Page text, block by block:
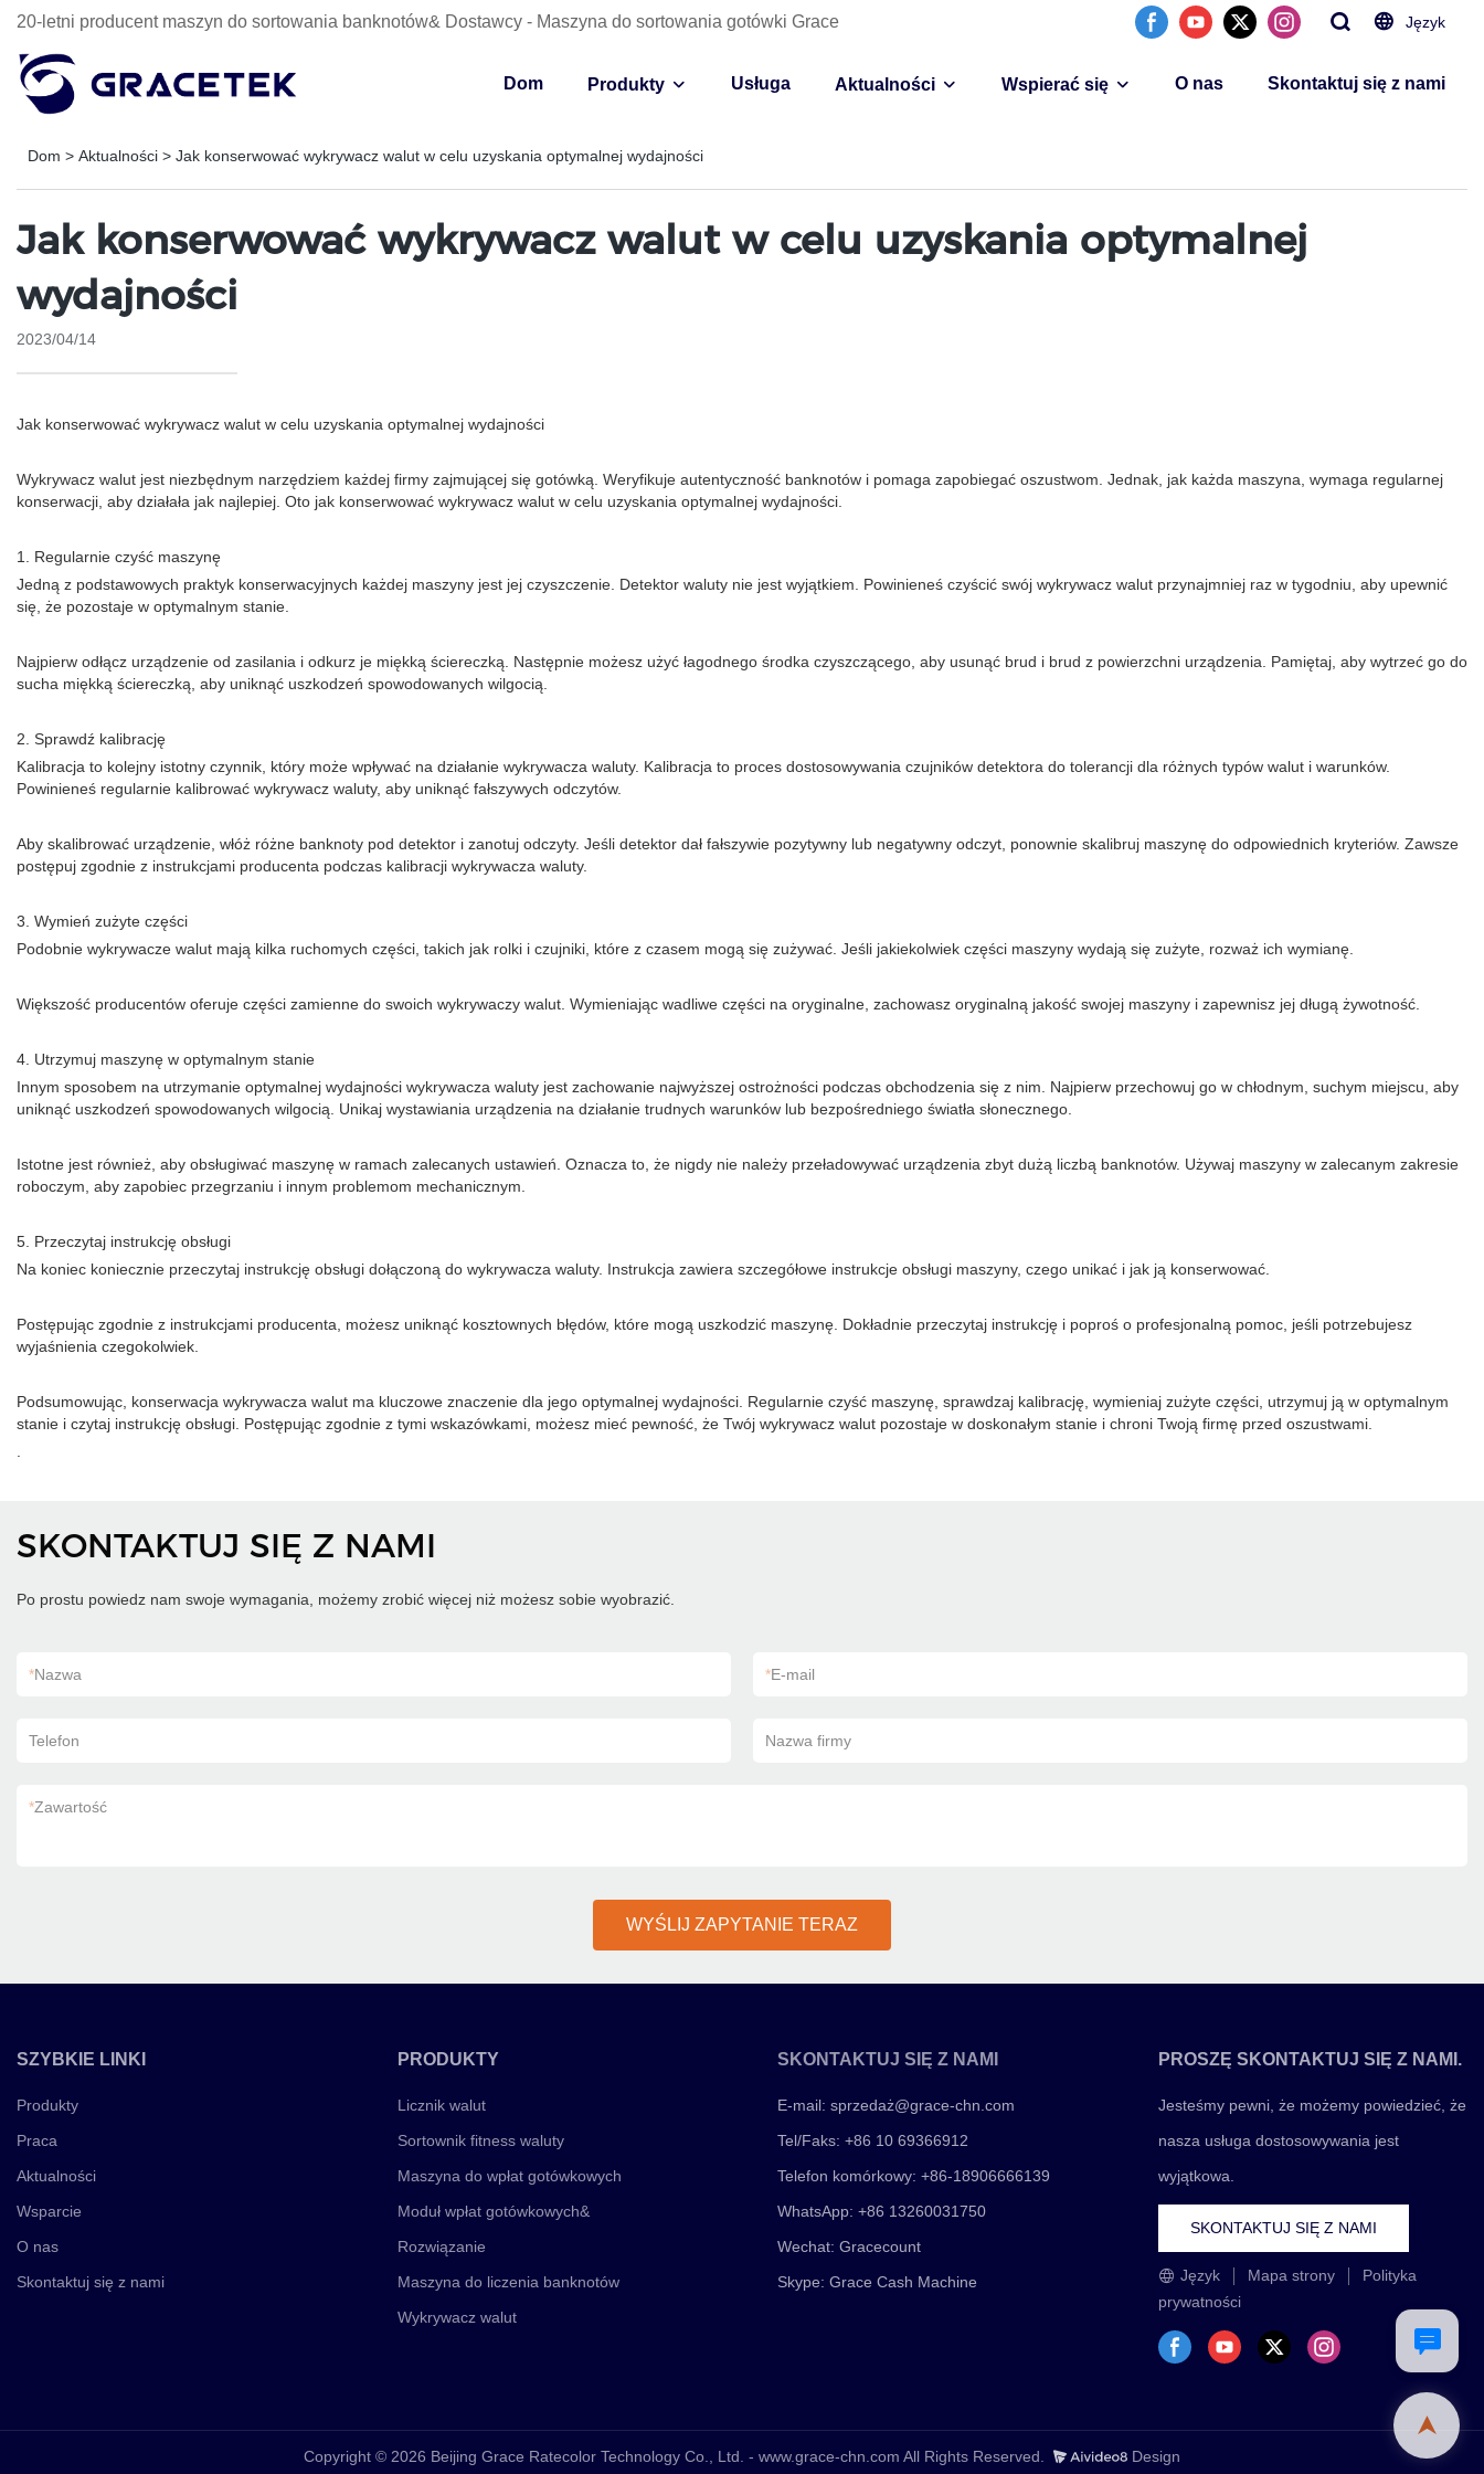
20-letni producent maszyn do sortowania banknotów& Dostawcy - Maszyna do sortowania gotówki Grace Język
Dom Produkty Usługa Aktualności Wspierać się O nas Skontaktuj się z nami
Dom > Aktualności > Jak konserwować wykrywacz walut w celu uzyskania optymalnej wydajności
Jak konserwować wykrywacz walut w celu uzyskania optymalnej
wydajności
2023/04/14
Jak konserwować wykrywacz walut w celu uzyskania optymalnej wydajności
Wykrywacz walut jest niezbędnym narzędziem każdej firmy zajmującej się gotówką. Weryfikuje autentyczność banknotów i pomaga zapobiegać oszustwom. Jednak, jak każda maszyna, wymaga regularnej
konserwacji, aby działała jak najlepiej. Oto jak konserwować wykrywacz walut w celu uzyskania optymalnej wydajności.
1. Regularnie czyść maszynę
Jedną z podstawowych praktyk konserwacyjnych każdej maszyny jest jej czyszczenie. Detektor waluty nie jest wyjątkiem. Powinieneś czyścić swój wykrywacz walut przynajmniej raz w tygodniu, aby upewnić
się, że pozostaje w optymalnym stanie.
Najpierw odłącz urządzenie od zasilania i odkurz je miękką ściereczką. Następnie możesz użyć łagodnego środka czyszczącego, aby usunąć brud i brud z powierzchni urządzenia. Pamiętaj, aby wytrzeć go do
sucha miękką ściereczką, aby uniknąć uszkodzeń spowodowanych wilgocią.
2. Sprawdź kalibrację
Kalibracja to kolejny istotny czynnik, który może wpływać na działanie wykrywacza waluty. Kalibracja to proces dostosowywania czujników detektora do tolerancji dla różnych typów walut i warunków.
Powinieneś regularnie kalibrować wykrywacz waluty, aby uniknąć fałszywych odczytów.
Aby skalibrować urządzenie, włóż różne banknoty pod detektor i zanotuj odczyty. Jeśli detektor dał fałszywie pozytywny lub negatywny odczyt, ponownie skalibruj maszynę do odpowiednich kryteriów. Zawsze
postępuj zgodnie z instrukcjami producenta podczas kalibracji wykrywacza waluty.
3. Wymień zużyte części
Podobnie wykrywacze walut mają kilka ruchomych części, takich jak rolki i czujniki, które z czasem mogą się zużywać. Jeśli jakiekolwiek części maszyny wydają się zużyte, rozważ ich wymianę.
Większość producentów oferuje części zamienne do swoich wykrywaczy walut. Wymieniając wadliwe części na oryginalne, zachowasz oryginalną jakość swojej maszyny i zapewnisz jej długą żywotność.
4. Utrzymuj maszynę w optymalnym stanie
Innym sposobem na utrzymanie optymalnej wydajności wykrywacza waluty jest zachowanie najwyższej ostrożności podczas obchodzenia się z nim. Najpierw przechowuj go w chłodnym, suchym miejscu, aby
uniknąć uszkodzeń spowodowanych wilgocią. Unikaj wystawiania urządzenia na działanie trudnych warunków lub bezpośredniego światła słonecznego.
Istotne jest również, aby obsługiwać maszynę w ramach zalecanych ustawień. Oznacza to, że nigdy nie należy przeładowywać urządzenia zbyt dużą liczbą banknotów. Używaj maszyny w zalecanym zakresie
roboczym, aby zapobiec przegrzaniu i innym problemom mechanicznym.
5. Przeczytaj instrukcję obsługi
Na koniec koniecznie przeczytaj instrukcję obsługi dołączoną do wykrywacza waluty. Instrukcja zawiera szczegółowe instrukcje obsługi maszyny, czego unikać i jak ją konserwować.
Postępując zgodnie z instrukcjami producenta, możesz uniknąć kosztownych błędów, które mogą uszkodzić maszynę. Dokładnie przeczytaj instrukcję i poproś o profesjonalną pomoc, jeśli potrzebujesz
wyjaśnienia czegokolwiek.
Podsumowując, konserwacja wykrywacza walut ma kluczowe znaczenie dla jego optymalnej wydajności. Regularnie czyść maszynę, sprawdzaj kalibrację, wymieniaj zużyte części, utrzymuj ją w optymalnym
stanie i czytaj instrukcję obsługi. Postępując zgodnie z tymi wskazówkami, możesz mieć pewność, że Twój wykrywacz walut pozostaje w doskonałym stanie i chroni Twoją firmę przed oszustwami.
SKONTAKTUJ SIĘ Z NAMI
Po prostu powiedz nam swoje wymagania, możemy zrobić więcej niż możesz sobie wyobrazić.
*Nazwa *E-mail
Telefon Nazwa firmy
*Zawartość
WYŚLIJ ZAPYTANIE TERAZ
SZYBKIE LINKI
Produkty
Praca
Aktualności
Wsparcie
O nas
Skontaktuj się z nami
PRODUKTY
Licznik walut
Sortownik fitness waluty
Maszyna do wpłat gotówkowych
Moduł wpłat gotówkowych&
Rozwiązanie
Maszyna do liczenia banknotów
Wykrywacz walut
SKONTAKTUJ SIĘ Z NAMI
E-mail:sprzedaż@grace-chn.com
Tel/Faks: +86 10 69366912
Telefon komórkowy: +86-18906666139
WhatsApp: +86 13260031750
Wechat: Gracecount
Skype: Grace Cash Machine
PROSZĘ SKONTAKTUJ SIĘ Z NAMI.
Jesteśmy pewni, że możemy powiedzieć, że
nasza usługa dostosowywania jest
wyjątkowa.
SKONTAKTUJ SIĘ Z NAMI
Język Mapa strony
Polityka
prywatności
Copyright © 2026 Beijing Grace Ratecolor Technology Co., Ltd. - www.grace-chn.com All Rights Reserved. Design